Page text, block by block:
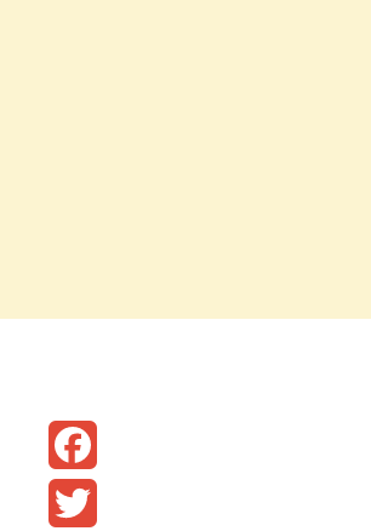
Facebook